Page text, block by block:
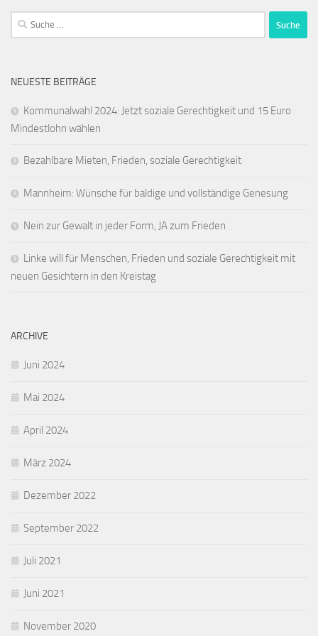
Suche
nach:
NEUESTE BEITRÄGE
Kommunalwahl 2024: Jetzt soziale Gerechtigkeit und 15 Euro
Mindestlohn wählen
Bezahlbare Mieten, Frieden, soziale Gerechtigkeit
Mannheim: Wünsche für baldige und vollständige Genesung
Nein zur Gewalt in jeder Form, JA zum Frieden
Linke will für Menschen, Frieden und soziale Gerechtigkeit mit
neuen Gesichtern in den Kreistag
ARCHIVE
Juni 2024
Mai 2024
April 2024
März 2024
Dezember 2022
September 2022
Juli 2021
Juni 2021
November 2020